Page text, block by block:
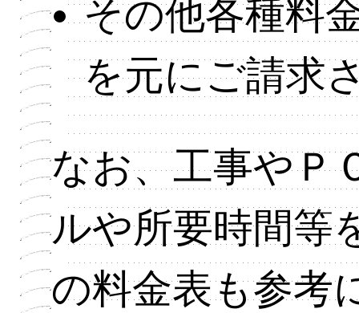
その他各種料
を元にご請求
なお、工事やＰ
ルや所要時間等
の料金表も参考